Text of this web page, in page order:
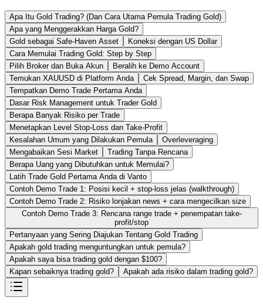
Apa Itu Gold Trading? (Dan Cara Utama Pemula Trading Gold)
Apa yang Menggerakkan Harga Gold?
Gold sebagai Safe-Haven Asset
Koneksi dengan US Dollar
Cara Memulai Trading Gold: Step by Step
Pilih Broker dan Buka Akun
Beralih ke Demo Account
Temukan XAUUSD di Platform Anda
Cek Spread, Margin, dan Swap
Tempatkan Demo Trade Pertama Anda
Dasar Risk Management untuk Trader Gold
Berapa Banyak Risiko per Trade
Menetapkan Level Stop-Loss dan Take-Profit
Kesalahan Umum yang Dilakukan Pemula
Overleveraging
Mengabaikan Sesi Market
Trading Tanpa Rencana
Berapa Uang yang Dibutuhkan untuk Memulai?
Latih Trade Gold Pertama Anda di Vanto
Contoh Demo Trade 1: Posisi kecil + stop-loss jelas (walkthrough)
Contoh Demo Trade 2: Risiko lonjakan news + cara mengecilkan size
Contoh Demo Trade 3: Rencana range trade + penempatan take-
profit/stop
Pertanyaan yang Sering Diajukan Tentang Gold Trading
Apakah gold trading menguntungkan untuk pemula?
Apakah saya bisa trading gold dengan $100?
Kapan sebaiknya trading gold?
Apakah ada risiko dalam trading gold?